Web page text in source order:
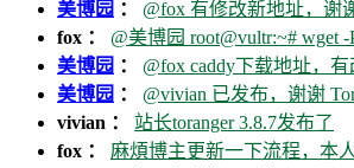
美博园 ： @fox 有修改新地址，谢
fox ： @美博园 root@vultr:~# wget -
美博园 ： @fox caddy下载地址，
美博园 ： @vivian 已发布，谢谢
vivian ： 站长toranger 3.8.7发布了
fox ： 麻煩博主更新一下流程，本